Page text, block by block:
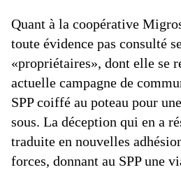
Quant à la coopérative
toute évidence pas consulté
«propriétaires», dont elle se
actuelle campagne de
SPP coiffé au poteau pour
sous. La déception qui en a
traduite en nouvelles
forces, donnant au SPP une